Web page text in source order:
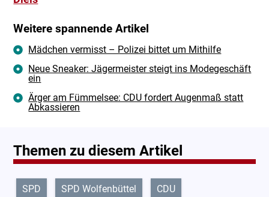
Weitere spannende Artikel
Mädchen vermisst – Polizei bittet um Mithilfe
Neue Sneaker: Jägermeister steigt ins Modegeschäft
ein
Ärger am Fümmelsee: CDU fordert Augenmaß statt
Abkassieren
Themen zu diesem Artikel
SPD SPD Wolfenbüttel CDU